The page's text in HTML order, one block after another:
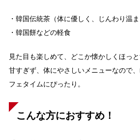
・韓国伝統茶（体に優しく、じんわり温ま
・韓国餅などの軽食
見た目も楽しめて、どこか懐かしくほっと
甘すぎず、体にやさしいメニューなので
フェタイムにぴったり。
こんな方におすすめ！